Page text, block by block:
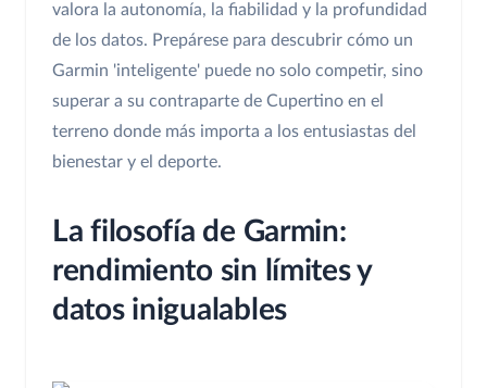
valora la autonomía, la fiabilidad y la profundidad
de los datos. Prepárese para descubrir cómo un
Garmin 'inteligente' puede no solo competir, sino
superar a su contraparte de Cupertino en el
terreno donde más importa a los entusiastas del
bienestar y el deporte.
La filosofía de Garmin:
rendimiento sin límites y
datos inigualables